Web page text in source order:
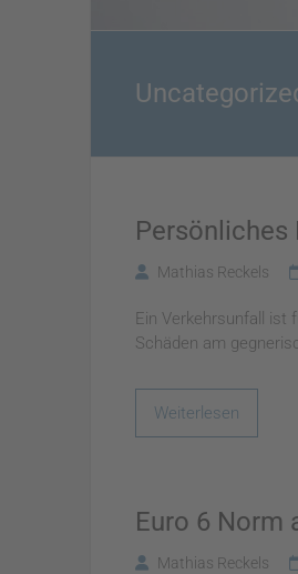
Persönliches
Mathias Reckels
Ein Verkehrsunfall ist
Schäden am
Weiterlesen
Euro 6 Norm
Mathias Reckels